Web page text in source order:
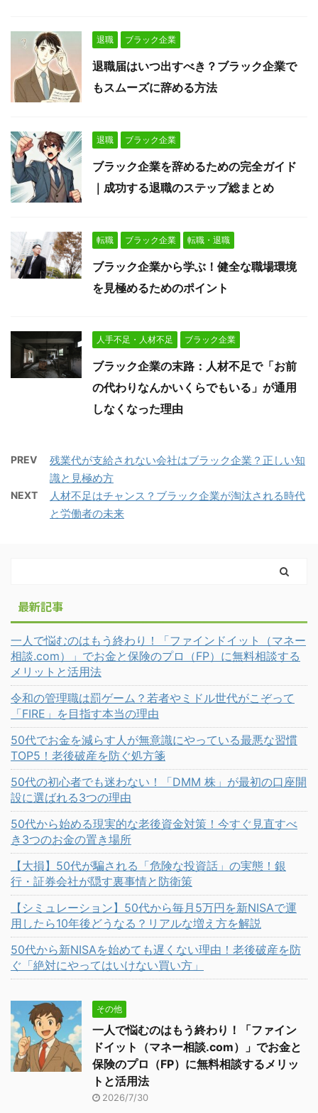
退職 ブラック企業
退職届はいつ出すべき？ブラック企業で
もスムーズに辞める方法
退職 ブラック企業
ブラック企業を辞めるための完全ガイド
｜成功する退職のステップ総まとめ
転職 ブラック企業 転職・退職
ブラック企業から学ぶ！健全な職場環境
を見極めるためのポイント
人手不足・人材不足 ブラック企業
ブラック企業の末路：人材不足で「お前
の代わりなんかいくらでもいる」が通用
しなくなった理由
PREV
残業代が支給されない会社はブラック企業？正しい知
識と見極め方
NEXT
人材不足はチャンス？ブラック企業が淘汰される時代
と労働者の未来
最新記事
一人で悩むのはもう終わり！「ファインドイット（マネー
相談.com）」でお金と保険のプロ（FP）に無料相談する
メリットと活用法
令和の管理職は罰ゲーム？若者やミドル世代がこぞって
「FIRE」を目指す本当の理由
50代でお金を減らす人が無意識にやっている最悪な習慣
TOP5！老後破産を防ぐ処方箋
50代の初心者でも迷わない！「DMM 株」が最初の口座開
設に選ばれる3つの理由
50代から始める現実的な老後資金対策！今すぐ見直すべ
き3つのお金の置き場所
【大損】50代が騙される「危険な投資話」の実態！銀
行・証券会社が隠す裏事情と防衛策
【シミュレーション】50代から毎月5万円を新NISAで運
用したら10年後どうなる？リアルな増え方を解説
50代から新NISAを始めても遅くない理由！老後破産を防
ぐ「絶対にやってはいけない買い方」
その他
一人で悩むのはもう終わり！「ファイン
ドイット（マネー相談.com）」でお金と
保険のプロ（FP）に無料相談するメリッ
トと活用法
2026/7/30